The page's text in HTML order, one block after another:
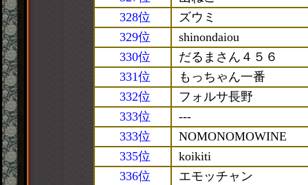
328位
ズウミ
329位
shinondaiou
330位
だるまさん４５６
331位
もっちゃん一番
332位
フォルサ長野
333位
---
333位
NOMONOMOWINE
335位
koikiti
336位
エモッチャン